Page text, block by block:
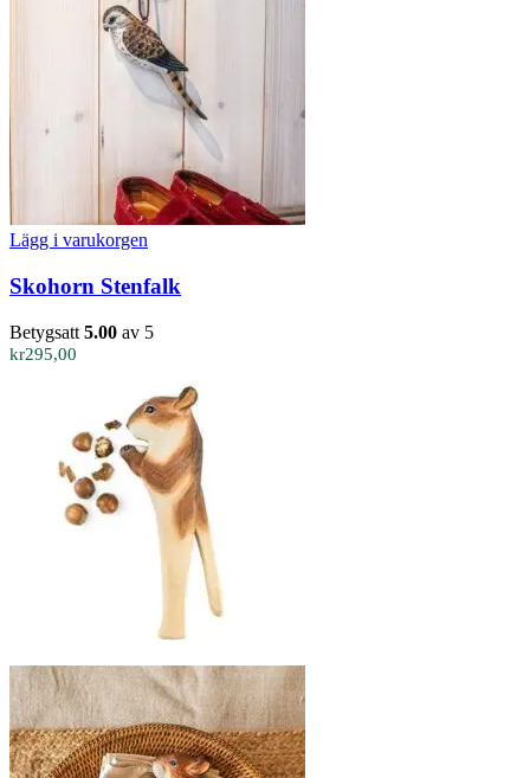
Lägg i varukorgen
Skohorn Stenfalk
Betygsatt 5.00 av 5
kr295,00